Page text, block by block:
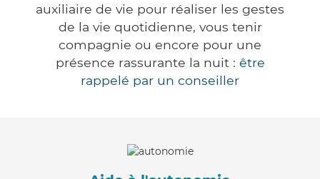
auxiliaire de vie pour réaliser les gestes
de la vie quotidienne, vous tenir
compagnie ou encore pour une
présence rassurante la nuit : être
rappelé par un conseiller